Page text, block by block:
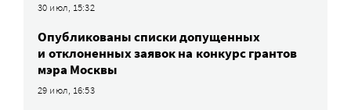
30 июл, 15:32
Опубликованы списки допущенных
и отклоненных заявок на конкурс грантов
мэра Москвы
29 июл, 16:53